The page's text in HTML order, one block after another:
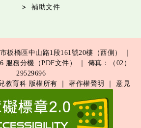
補助文件
板橋區中山路1段161號20樓（西側） ｜
服務分機（PDF文件）
｜ 傳真：（02）
29529696
教育科 版權所有 ｜ 著作權聲明 意見